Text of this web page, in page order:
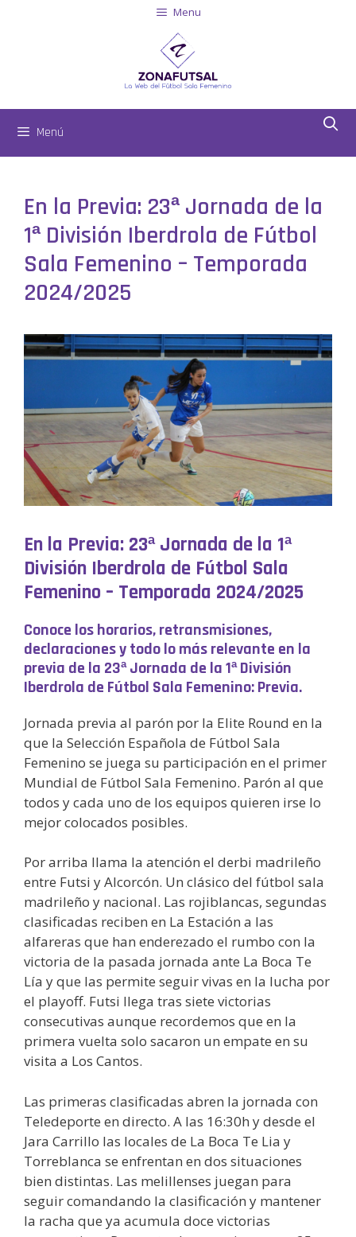
Menu
Menú
En la Previa: 23ª Jornada de la
1ª División Iberdrola de Fútbol
Sala Femenino – Temporada
2024/2025
En la Previa: 23ª Jornada de la 1ª
División Iberdrola de Fútbol Sala
Femenino – Temporada 2024/2025
Conoce los horarios, retransmisiones,
declaraciones y todo lo más relevante en la
previa de la 23ª Jornada de la 1ª División
Iberdrola de Fútbol Sala Femenino: Previa.
Jornada previa al parón por la Elite Round en la
que la Selección Española de Fútbol Sala
Femenino se juega su participación en el primer
Mundial de Fútbol Sala Femenino. Parón al que
todos y cada uno de los equipos quieren irse lo
mejor colocados posibles.
Por arriba llama la atención el derbi madrileño
entre Futsi y Alcorcón. Un clásico del fútbol sala
madrileño y nacional. Las rojiblancas, segundas
clasificadas reciben en La Estación a las
alfareras que han enderezado el rumbo con la
victoria de la pasada jornada ante La Boca Te
Lía y que las permite seguir vivas en la lucha por
el playoff. Futsi llega tras siete victorias
consecutivas aunque recordemos que en la
primera vuelta solo sacaron un empate en su
visita a Los Cantos.
Las primeras clasificadas abren la jornada con
Teledeporte en directo. A las 16:30h y desde el
Jara Carrillo las locales de La Boca Te Lia y
Torreblanca se enfrentan en dos situaciones
bien distintas. Las melillenses juegan para
seguir comandando la clasificación y mantener
la racha que ya acumula doce victorias